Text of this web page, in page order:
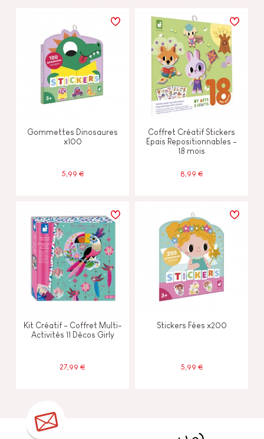
Gommettes Dinosaures
x100
5,99 €
Coffret Créatif Stickers
Epais Repositionnables -
18 mois
8,99 €
Kit Créatif - Coffret Multi-
Activités 11 Décos Girly
27,99 €
Stickers Fées x200
5,99 €